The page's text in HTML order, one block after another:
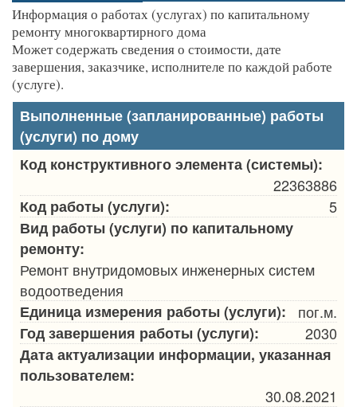
Информация о работах (услугах) по капитальному
ремонту многоквартирного дома
Может содержать сведения о стоимости, дате
завершения, заказчике, исполнителе по каждой работе
(услуге).
Выполненные (запланированные) работы
(услуги) по дому
Код конструктивного элемента (системы):
22363886
Код работы (услуги):
5
Вид работы (услуги) по капитальному
ремонту:
Ремонт внутридомовых инженерных систем
водоотведения
Единица измерения работы (услуги):
пог.м.
Год завершения работы (услуги):
2030
Дата актуализации информации, указанная
пользователем:
30.08.2021